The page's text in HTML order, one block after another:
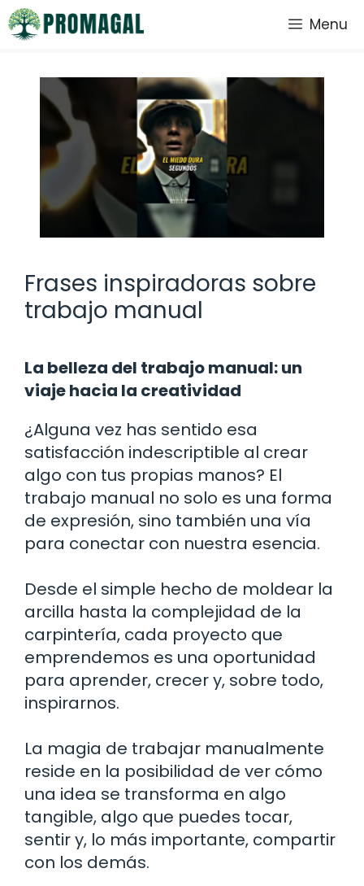
Saltar
al
Menu
Frases inspiradoras sobre
trabajo manual
La belleza del trabajo manual: un
viaje hacia la creatividad
¿Alguna vez has sentido esa
satisfacción indescriptible al crear
algo con tus propias manos? El
trabajo manual no solo es una forma
de expresión, sino también una vía
para conectar con nuestra esencia.
Desde el simple hecho de moldear la
arcilla hasta la complejidad de la
carpintería, cada proyecto que
emprendemos es una oportunidad
para aprender, crecer y, sobre todo,
inspirarnos.
La magia de trabajar manualmente
reside en la posibilidad de ver cómo
una idea se transforma en algo
tangible, algo que puedes tocar,
sentir y, lo más importante, compartir
con los demás.